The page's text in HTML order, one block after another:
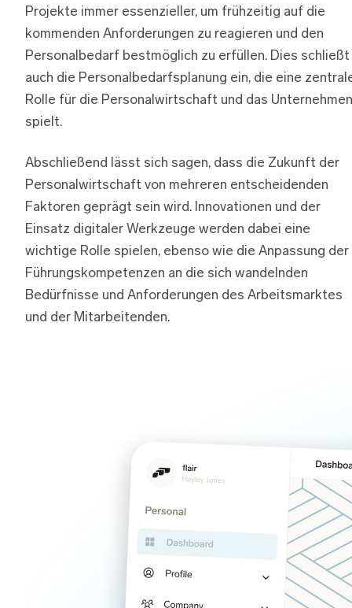
Projekte immer essenzieller, um frühzeitig auf die
kommenden Anforderungen zu reagieren und den
Personalbedarf bestmöglich zu erfüllen. Dies schließt
auch die Personalbedarfsplanung ein, die eine
Rolle für die Personalwirtschaft und das Unternehmen
spielt.
Abschließend lässt sich sagen, dass die Zukunft der
Personalwirtschaft von mehreren entscheidenden
Faktoren geprägt sein wird. Innovationen und der
Einsatz digitaler Werkzeuge werden dabei eine
wichtige Rolle spielen, ebenso wie die Anpassung der
Führungskompetenzen an die sich wandelnden
Bedürfnisse und Anforderungen des Arbeitsmarktes
und der Mitarbeitenden.